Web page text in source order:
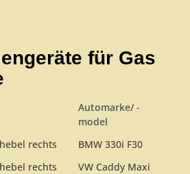
für Gas
Automarke/ -
model
rechts
BMW 330i F30
rechts
VW Caddy Maxi